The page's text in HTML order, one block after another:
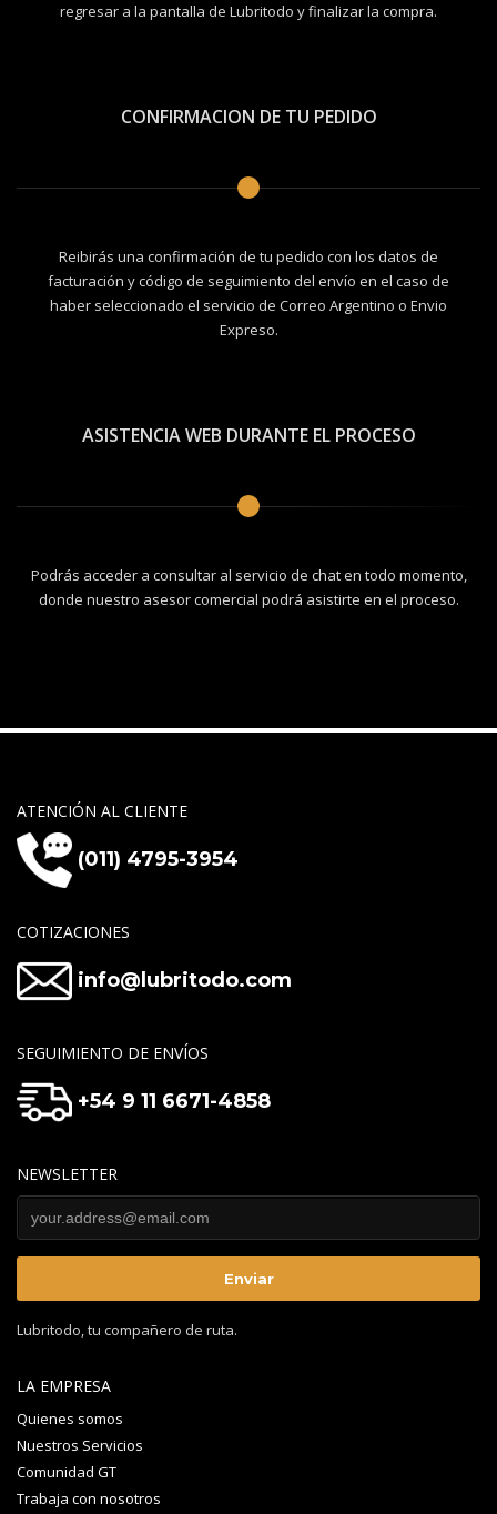
regresar a la pantalla de Lubritodo y finalizar la compra.
CONFIRMACION DE TU PEDIDO
Reibirás una confirmación de tu pedido con los datos de
facturación y código de seguimiento del envío en el caso de
haber seleccionado el servicio de Correo Argentino o Envio
Expreso.
ASISTENCIA WEB DURANTE EL PROCESO
Podrás acceder a consultar al servicio de chat en todo momento,
donde nuestro asesor comercial podrá asistirte en el proceso.
ATENCIÓN AL CLIENTE
(011) 4795-3954
COTIZACIONES
info@lubritodo.com
SEGUIMIENTO DE ENVÍOS
+54 9 11 6671-4858
NEWSLETTER
Lubritodo, tu compañero de ruta.
LA EMPRESA
Quienes somos
Nuestros Servicios
Comunidad GT
Trabaja con nosotros